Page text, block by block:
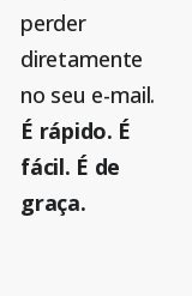
perder
diretamente
no seu e-mail.
É rápido. É
fácil. É de
graça.